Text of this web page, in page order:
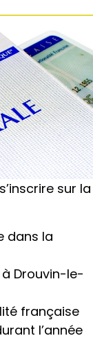
sur la
dans la
Drouvin-le-
française
l’année